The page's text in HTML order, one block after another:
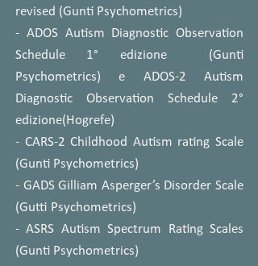
revised (Gunti Psychometrics)
- ADOS Autism Diagnostic Observation
Schedule 1° edizione (Gunti
Psychometrics) e ADOS-2 Autism
Diagnostic Observation Schedule 2°
edizione(Hogrefe)
- CARS-2 Childhood Autism rating Scale
(Gunti Psychometrics)
- GADS Gilliam Asperger’s Disorder Scale
(Gutti Psychometrics)
- ASRS Autism Spectrum Rating Scales
(Gunti Psychometrics)